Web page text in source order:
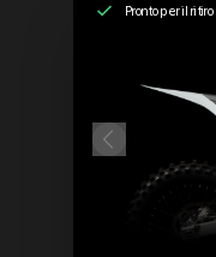
Pronto per il ritiro